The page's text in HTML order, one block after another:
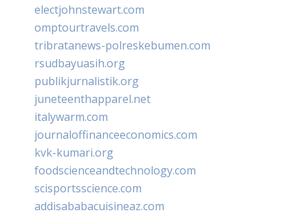
electjohnstewart.com
omptourtravels.com
tribratanews-polreskebumen.com
rsudbayuasih.org
publikjurnalistik.org
juneteenthapparel.net
italywarm.com
journaloffinanceeconomics.com
kvk-kumari.org
foodscienceandtechnology.com
scisportsscience.com
addisababacuisineaz.com